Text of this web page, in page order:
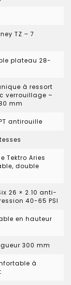
TZ – 7
plateau 28-
à ressort
verrouillage –
mm
antirouille
Tektro Aries
double
26 × 2.10 anti-
40-65 PSI
en hauteur
300 mm
à